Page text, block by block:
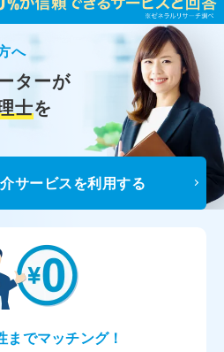
へ
ターが
士を
サービスを利用する
でマッチング！